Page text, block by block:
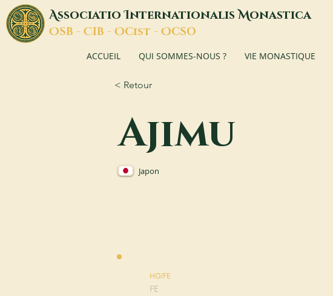
AssociatioInternationalisMonastica
OSB - CIB - OCist - OCSO
ACCUEIL QUI SOMMES-NOUS ? VIE MONASTIQUE
< Retour
Ajimu
Japon
HO/FE
FE